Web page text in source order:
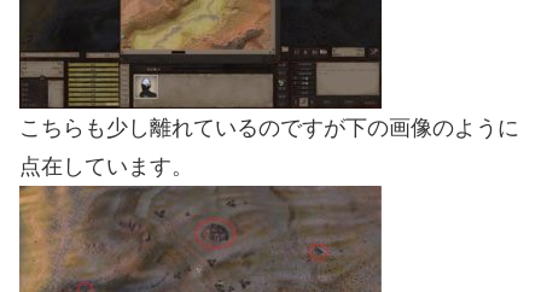
こちらも少し離れているのですが下の画像のように
点在しています。